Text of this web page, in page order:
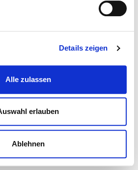
Details zeigen
Alle zulassen
erlauben
Ablehnen